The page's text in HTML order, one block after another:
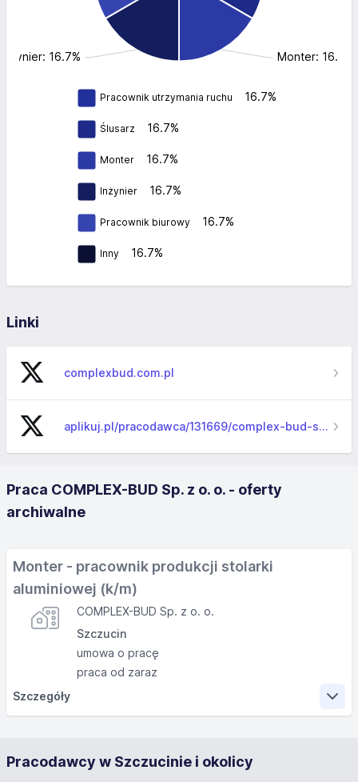
Monter: 16.7%
Inżynier: 16.7%
Pracownik utrzymania ruchu 16.7%
Ślusarz 16.7%
Monter 16.7%
Inżynier 16.7%
Pracownik biurowy 16.7%
Inny 16.7%
Linki
complexbud.com.pl
aplikuj.pl/pracodawca/131669/complex-bud-sp-z-o-o-
Praca COMPLEX-BUD Sp. z o. o. - oferty
archiwalne
Monter - pracownik produkcji stolarki
aluminiowej (k/m)
COMPLEX-BUD Sp. z o. o.
Szczucin
umowa o pracę
praca od zaraz
Szczegóły
Umowa o pracę na okres próbny
Pracodawcy w Szczucinie i okolicy